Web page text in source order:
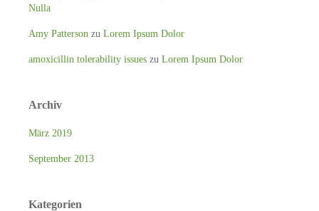
Nulla
Amy Patterson zu Lorem Ipsum Dolor
amoxicillin tolerability issueszu Lorem Ipsum Dolor
Archiv
März 2019
September 2013
Kategorien